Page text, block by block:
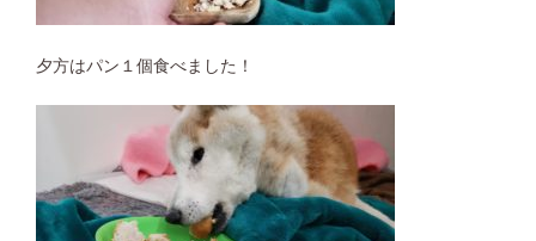
夕方はパン１個食べました！